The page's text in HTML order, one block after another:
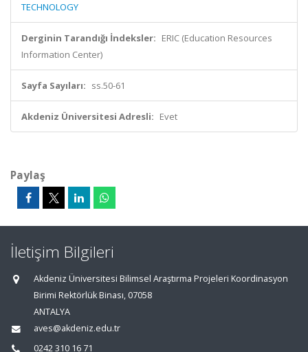
TECHNOLOGY
Derginin Tarandığı İndeksler: ERIC (Education Resources
Information Center)
Sayfa Sayıları: ss.50-61
Akdeniz Üniversitesi Adresli: Evet
Paylaş
İletişim Bilgileri
Akdeniz Üniversitesi Bilimsel Araştırma Projeleri Koordinasyon
Birimi Rektörlük Binası, 07058
ANTALYA
aves@akdeniz.edu.tr
0242 310 16 71